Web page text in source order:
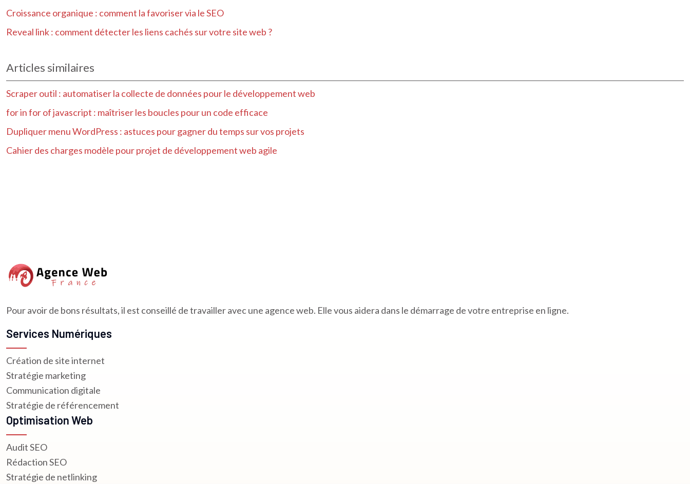
Croissance organique : comment la favoriser via le SEO
Reveal link : comment détecter les liens cachés sur votre site web ?
Articles similaires
Scraper outil : automatiser la collecte de données pour le développement web
for in for of javascript : maîtriser les boucles pour un code efficace
Dupliquer menu WordPress : astuces pour gagner du temps sur vos projets
Cahier des charges modèle pour projet de développement web agile
Pour avoir de bons résultats, il est conseillé de travailler avec une agence web. Elle vous aidera dans le démarrage de votre entreprise en ligne.
Services Numériques
Création de site internet
Stratégie marketing
Communication digitale
Stratégie de référencement
Optimisation Web
Audit SEO
Rédaction SEO
Stratégie de netlinking